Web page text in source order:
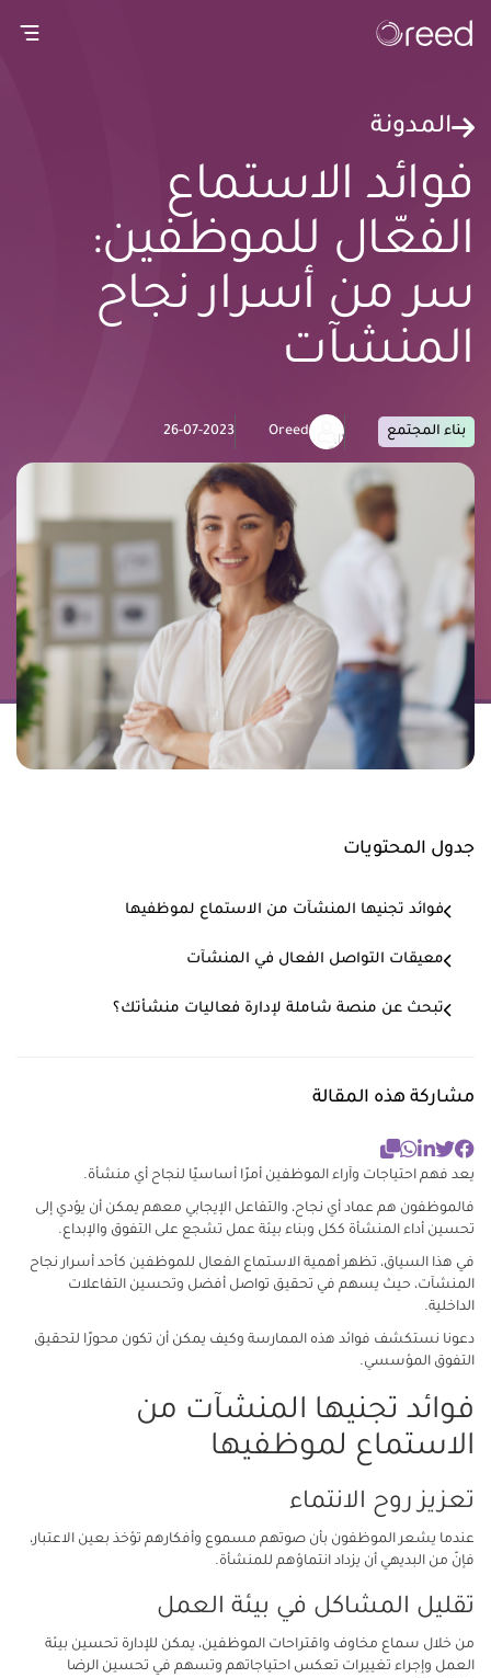
المدونة
فوائد الاستماع
الفعّال للموظفين:
سر من أسرار نجاح
المنشآت
بناء المجتمع Oreed
26-07-2023
جدول المحتويات
فوائد تجنيها المنشآت من الاستماع لموظفيها
معيقات التواصل الفعال في المنشآت
تبحث عن منصة شاملة لإدارة فعاليات منشأتك؟
مشاركة هذه المقالة
يعد فهم احتياجات وآراء الموظفين أمرًا أساسيًا لنجاح أي منشأة.
فالموظفون هم عماد أي نجاح، والتفاعل الإيجابي معهم يمكن أن يؤدي إلى
تحسين أداء المنشأة ككل وبناء بيئة عمل تشجع على التفوق والإبداع.
في هذا السياق، تظهر أهمية الاستماع الفعال للموظفين كأحد أسرار نجاح
المنشآت، حيث يسهم في تحقيق تواصل أفضل وتحسين التفاعلات
الداخلية.
دعونا نستكشف فوائد هذه الممارسة وكيف يمكن أن تكون محورًا لتحقيق
التفوق المؤسسي.
فوائد تجنيها المنشآت من
الاستماع لموظفيها
تعزيز روح الانتماء
عندما يشعر الموظفون بأن صوتهم مسموع وأفكارهم تؤخذ بعين الاعتبار،
فإنّ من البديهي أن يزداد انتماؤهم للمنشأة.
تقليل المشاكل في بيئة العمل
من خلال سماع مخاوف واقتراحات الموظفين، يمكن للإدارة تحسين بيئة
العمل وإجراء تغييرات تعكس احتياجاتهم وتسهم في تحسين الرضا